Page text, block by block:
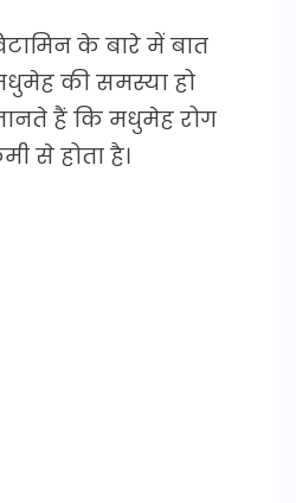
के बारे में बात
की समस्या हो
हैं कि मधुमेह रोग
से होता है।